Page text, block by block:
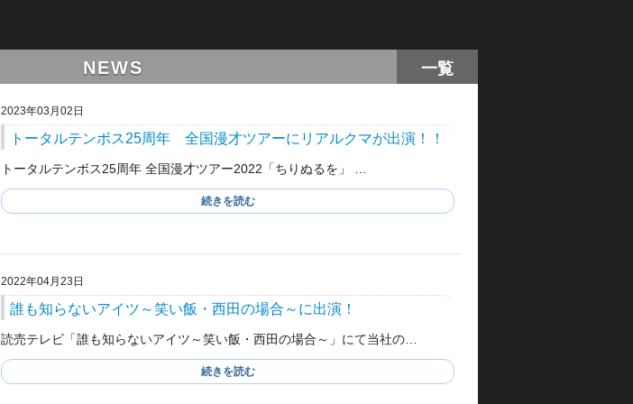
NEWS 一覧
2023年03月02日
トータルテンボス25周年 全国漫才ツアーにリアルクマが出演！！
トータルテンボス25周年 全国漫才ツアー2022「ちりぬるを」 …
続きを読む
2022年04月23日
誰も知らないアイツ～笑い飯・西田の場合～に出演！
読売テレビ「誰も知らないアイツ～笑い飯・西田の場合～」にて当社の…
続きを読む